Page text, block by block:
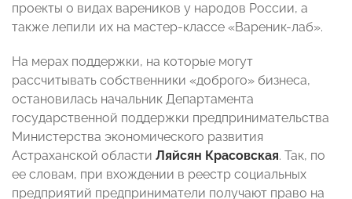
проекты о видах вареников у народов России, а
также лепили их на мастер-классе «Вареник-лаб».
На мерах поддержки, на которые могут
рассчитывать собственники «доброго» бизнеса,
остановилась начальник Департамента
государственной поддержки предпринимательства
Министерства экономического развития
Астраханской области Ляйсян Красовская. Так, по
ее словам, при вхождении в реестр социальных
предприятий предприниматели получают право на